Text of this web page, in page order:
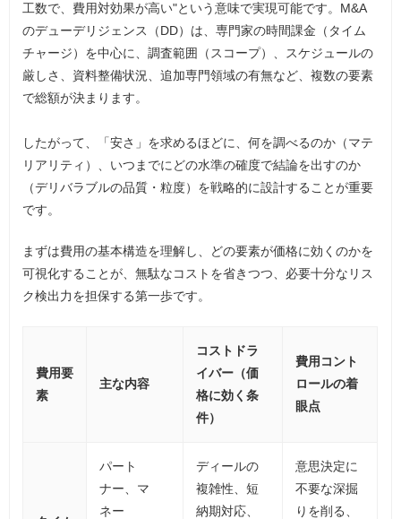
工数で、費用対効果が高い"という意味で実現可能です。M&A
のデューデリジェンス（DD）は、専門家の時間課金（タイム
チャージ）を中心に、調査範囲（スコープ）、スケジュールの
厳しさ、資料整備状況、追加専門領域の有無など、複数の要素
で総額が決まります。
したがって、「安さ」を求めるほどに、何を調べるのか（マテ
リアリティ）、いつまでにどの水準の確度で結論を出すのか
（デリバラブルの品質・粒度）を戦略的に設計することが重要
です。
まずは費用の基本構造を理解し、どの要素が価格に効くのかを
可視化することが、無駄なコストを省きつつ、必要十分なリス
ク検出力を担保する第一歩です。
費用要
素
主な内容
コストドラ
イバー（価
格に効く条
件）
費用コント
ロールの着
眼点
パート
ナー、マ
ネー
ディールの
複雑性、短
納期対応、
意思決定に
不要な深掘
りを削る、